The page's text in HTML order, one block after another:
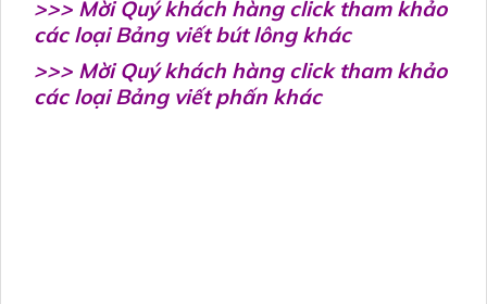
>>> Mời Quý khách hàng click tham khảo
các loại Bảng viết bút lông khác
>>> Mời Quý khách hàng click tham khảo
các loại Bảng viết phấn khác